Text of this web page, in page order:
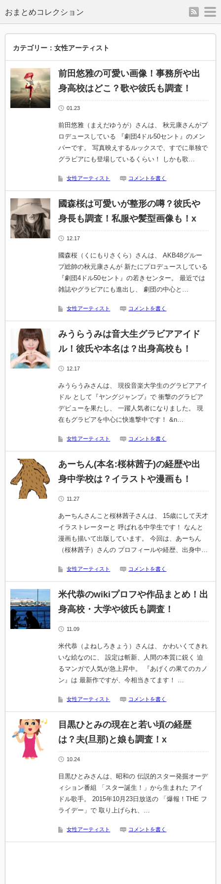
rss
カテゴリー：女性アーティスト
前田悠雅の可愛い画像！事務所や出
身高校はどこ？歌や彼氏も調査！
01.23
前田悠雅（まえだゆうが）さんは、 秋元康さんがプ
ロデュースしている 『劇団4ドル50セント』のメン
バーです。 写真映えするルックスで、すでに単独で
グラビアにも登場しているくらい！ しかも歌…
女性アーティスト コメントを書く
國森桜は可愛いが整形の噂？彼氏や
身長も調査！私服や髪型画像も！x
12.17
國森桜（くにもりさくら）さんは、 AKB48グルー
プ総帥の秋元康さんが 新たにプロデュースしている
『劇団4ドル50セント』の若きセンター。 最近では
雑誌やグラビアにも進出し、 劇団の中心と…
女性アーティスト コメントを書く
みうらうみは音大生グラビアアイド
ル！彼氏や本名は？出身高校も！
12.17
みうらうみさんは、 現役音楽大学生のグラビアアイ
ドル として『ヤングジャンプ』で 衝撃のグラビア
デビューを果たし、 一躍人気者になりました。 現
在もグラビアを中心に快進撃中です！ &n…
女性アーティスト コメントを書く
あーちん(本名:桜林茜子)の経歴や出
身中学校は？イラストや漫画も！
11.27
あーちんさんこと桜林茜子さんは、 15歳にして天才
イラストレーターと 呼ばれる中学生です！ なんと
漫画も描いて出版しています。 今回は、あーちん
（桜林茜子）さんの プロフィールや経歴、出身中…
女性アーティスト コメントを書く
米代恭のwikiプロフや作品まとめ！出
身高校・大学や彼氏も調査！
11.09
米代恭（よねしろきょう）さんは、 かわいくてきれ
いな絵なのに、 設定は斬新、人間の本質に鋭く 迫
るマンガで人気が急上昇中。 『あげくの果てのカノ
ン』は 最新作ですが、今相当きてます！ …
女性アーティスト コメントを書く
目黒ひとみの現在と若い頃の経歴
は？夫(旦那)と娘も調査！x
10.24
目黒ひとみさんは、昭和の 伝説的スター発掘オーデ
ィション番組 「スター誕生！」から生まれた アイ
ドル歌手。 2015年10月23日放送の 「爆報！THE フ
ライデー」で 取り上げられ、…
女性アーティスト コメントを書く